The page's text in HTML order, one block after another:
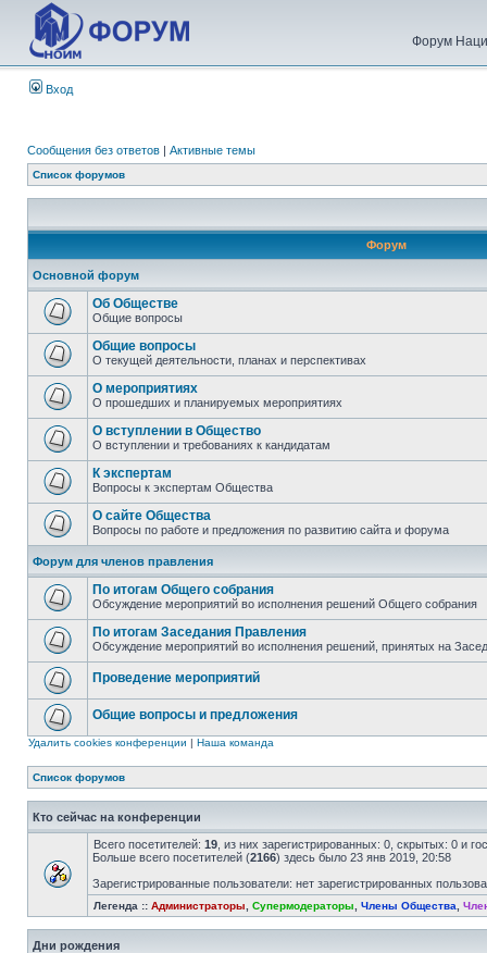
Форум
Вход
Сообщения без ответов | Активные темы
Список форумов
Форум
Основной форум
Об Обществе
Общие вопросы
Общие вопросы
О текущей деятельности, планах и перспективах
О мероприятиях
О прошедших и планируемых мероприятиях
О вступлении в Общество
О вступлении и требованиях к кандидатам
К экспертам
Вопросы к экспертам Общества
О сайте Общества
Вопросы по работе и предложения по развитию сайта и форума
Форум для членов правления
По итогам Общего собрания
Обсуждение мероприятий во исполнения решений Общего собрания
По итогам Заседания Правления
Обсуждение мероприятий во исполнения решений, принятых на
Проведение мероприятий
Общие вопросы и предложения
Удалить cookies конференции | Наша команда
Список форумов
Кто сейчас на конференции
Всего посетителей: 19 , из них зарегистрированных: 0, скрытых: 0 и
Больше всего посетителей (2166) здесь было 23 янв 2019, 20:58
Зарегистрированные пользователи: нет зарегистрированных
Легенда :: Администраторы Супермодераторы Члены Общества
Дни рождения